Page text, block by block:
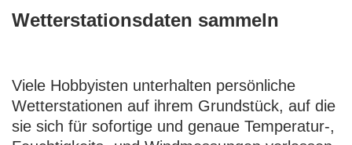
Wetterstationsdaten sammeln
Viele Hobbyisten unterhalten persönliche
Wetterstationen auf ihrem Grundstück, auf die
sie sich für sofortige und genaue Temperatur-,